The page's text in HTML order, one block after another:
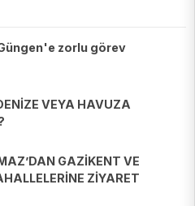
zorlu görev
VEYA HAVUZA
GAZİKENT VE
ZİYARET